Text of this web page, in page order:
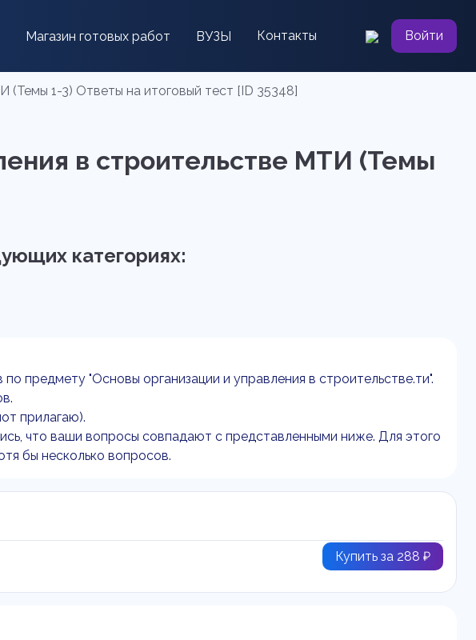
Магазин готовых работ ВУЗЫ Контакты Войти
(Темы 1-3) Ответы на итоговый тест [ID 35348]
в строительстве МТИ (Темы
категориях:
предмету "Основы организации и управления в строительстве.ти".
прилагаю).
что ваши вопросы совпадают с представленными ниже. Для этого
бы несколько вопросов.
Купить за 288 ₽